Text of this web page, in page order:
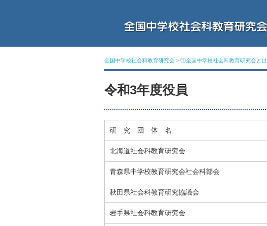
全国中学校社会科教育研究会 > ①全国中学校社会科教育研究会とは
令和3年度役員
研 究 団 体 名
北海道社会科教育研究会
青森県中学校教育研究会社会科部会
秋田県社会科教育研究協議会
岩手県社会科教育研究会